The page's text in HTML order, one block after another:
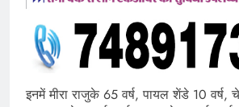
इनमें मीरा राजुके 65 वर्ष, पायल शेंडे 10 वर्ष,